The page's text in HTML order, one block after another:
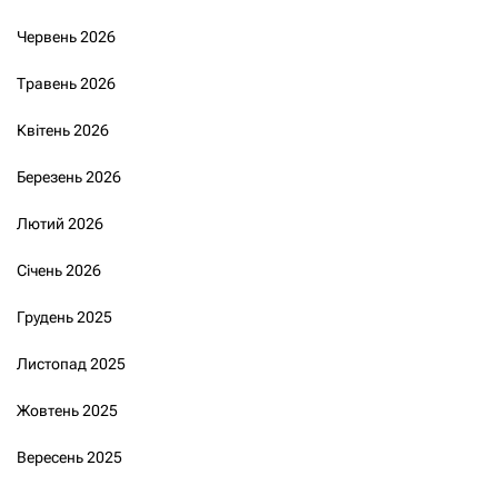
Червень 2026
Травень 2026
Квітень 2026
Березень 2026
Лютий 2026
Січень 2026
Грудень 2025
Листопад 2025
Жовтень 2025
Вересень 2025